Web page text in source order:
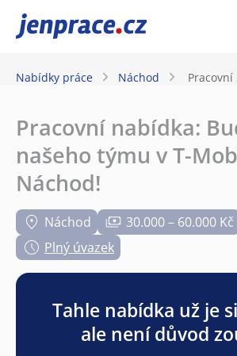
JenPráce.cz
Nabídky práce Náchod
Pracovní nabídka:
našeho týmu v T-
Náchod!
Náchod
30.000 – 60.000 Kč
Plný úvazek
Tahle nabídka už je
ale není důvod